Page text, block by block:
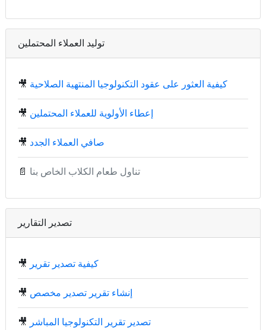
توليد العملاء المحتملين
🎥 كيفية العثور على عقود التكنولوجيا المنتهية الصلاحية
🎥 إعطاء الأولوية للعملاء المحتملين
🎥 صافي العملاء الجدد
📄 تناول طعام الكلاب الخاص بنا
تصدير التقارير
🎥 كيفية تصدير تقرير
🎥 إنشاء تقرير تصدير مخصص
🎥 تصدير تقرير التكنولوجيا المباشر